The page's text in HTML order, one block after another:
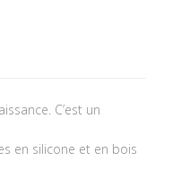
C’est un
en silicone et en bois